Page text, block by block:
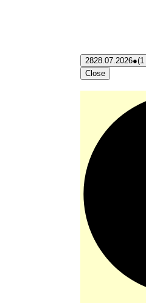
2828.07.2026●(1
Close